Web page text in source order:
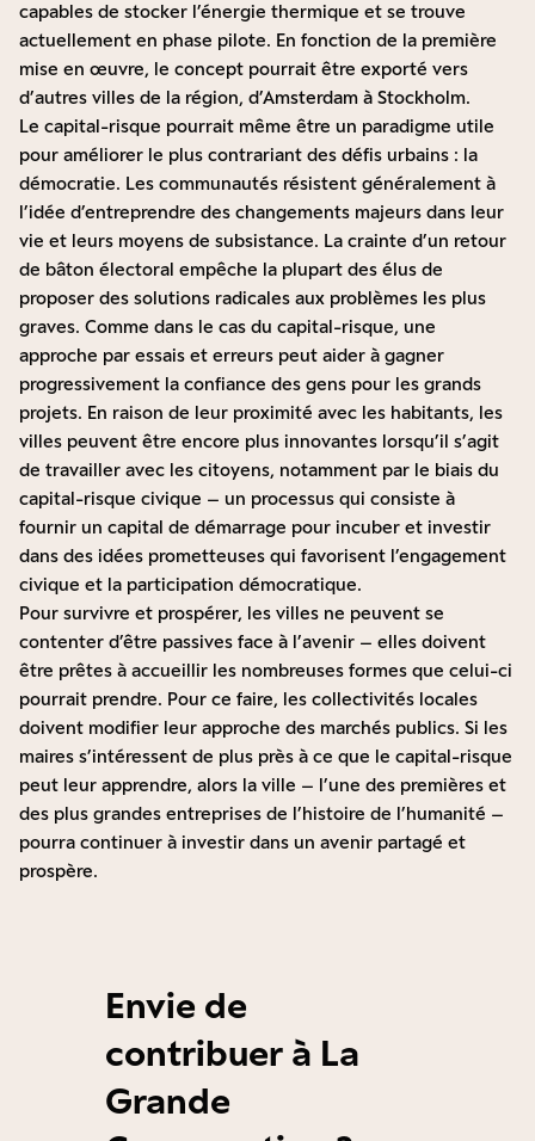
capables de stocker l’énergie thermique et se trouve
actuellement en phase pilote. En fonction de la première
mise en œuvre, le concept pourrait être exporté vers
d’autres villes de la région, d’Amsterdam à Stockholm.
Le capital-risque pourrait même être un paradigme utile
pour améliorer le plus contrariant des défis urbains : la
démocratie. Les communautés résistent généralement à
l’idée d’entreprendre des changements majeurs dans leur
vie et leurs moyens de subsistance. La crainte d’un retour
de bâton électoral empêche la plupart des élus de
proposer des solutions radicales aux problèmes les plus
graves. Comme dans le cas du capital-risque, une
approche par essais et erreurs peut aider à gagner
progressivement la confiance des gens pour les grands
projets. En raison de leur proximité avec les habitants, les
villes peuvent être encore plus innovantes lorsqu’il s’agit
de travailler avec les citoyens, notamment par le biais du
capital-risque civique – un processus qui consiste à
fournir un capital de démarrage pour incuber et investir
dans des idées prometteuses qui favorisent l’engagement
civique et la participation démocratique.
Pour survivre et prospérer, les villes ne peuvent se
contenter d’être passives face à l’avenir – elles doivent
être prêtes à accueillir les nombreuses formes que celui-ci
pourrait prendre. Pour ce faire, les collectivités locales
doivent modifier leur approche des marchés publics. Si les
maires s’intéressent de plus près à ce que le capital-risque
peut leur apprendre, alors la ville – l’une des premières et
des plus grandes entreprises de l’histoire de l’humanité –
pourra continuer à investir dans un avenir partagé et
prospère.
Envie de
contribuer à La
Grande